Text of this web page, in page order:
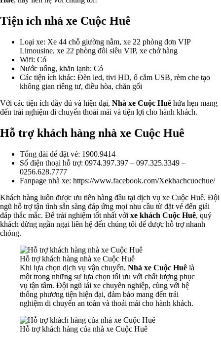
Tiện ích nhà xe Cuộc Huê
Loại xe: Xe 44 chỗ giường nằm, xe 22 phòng đơn VIP
Limousine, xe 22 phòng đôi siêu VIP, xe chở hàng
Wifi: Có
Nước uống, khăn lạnh: Có
Các tiện ích khác: Đèn led, tivi HD, ổ cắm USB, rèm che tạo
không gian riêng tư, điều hòa, chăn gối
Với các tiện ích đầy đủ và hiện đại, Nhà xe Cuộc Huê hứa hẹn mang
đến trải nghiệm di chuyển thoải mái và tiện lợi cho hành khách.
Hỗ trợ khách hàng nhà xe Cuộc Huê
Tổng đài để đặt vé: 1900.9414
Số điện thoại hỗ trợ: 0974.397.397 – 097.325.3349 –
0256.628.7777
Fanpage nhà xe: https://www.facebook.com/Xekhachcuochue/
Khách hàng luôn được ưu tiên hàng đầu tại dịch vụ xe Cuộc Huê. Đội
ngũ hỗ trợ tận tình sẵn sàng đáp ứng mọi nhu cầu từ đặt vé đến giải
đáp thắc mắc. Để trải nghiệm tốt nhất với xe khách Cuộc Huê, quý
khách đừng ngần ngại liên hệ đến chúng tôi để được hỗ trợ nhanh
chóng.
Hỗ trợ khách hàng nhà xe Cuộc Huê
Khi lựa chọn dịch vụ vận chuyển, Nhà xe Cuộc Huê là
một trong những sự lựa chọn tối ưu với chất lượng phục
vụ tận tâm. Đội ngũ lái xe chuyên nghiệp, cùng với hệ
thống phương tiện hiện đại, đảm bảo mang đến trải
nghiệm di chuyển an toàn và thoải mái cho hành khách.
Hỗ trợ khách hàng của nhà xe Cuộc Huê